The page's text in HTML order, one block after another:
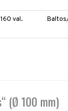
val.
(Ø 100 mm)